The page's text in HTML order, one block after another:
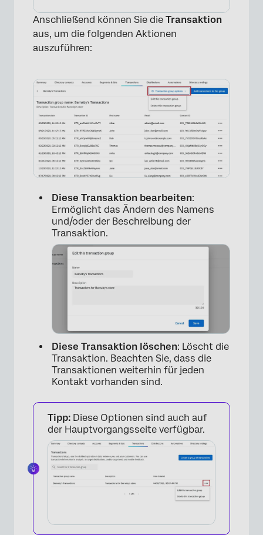
×
Anschließend können Sie die Transaktion
aus, um die folgenden Aktionen
auszuführen:
Diese Transaktion bearbeiten:
Ermöglicht das Ändern des Namens
und/oder der Beschreibung der
Transaktion.
Diese Transaktion löschen: Löscht die
Transaktion. Beachten Sie, dass die
Transaktionen weiterhin für jeden
Kontakt vorhanden sind.
Tipp: Diese Optionen sind auch auf
der Hauptvorgangsseite verfügbar.